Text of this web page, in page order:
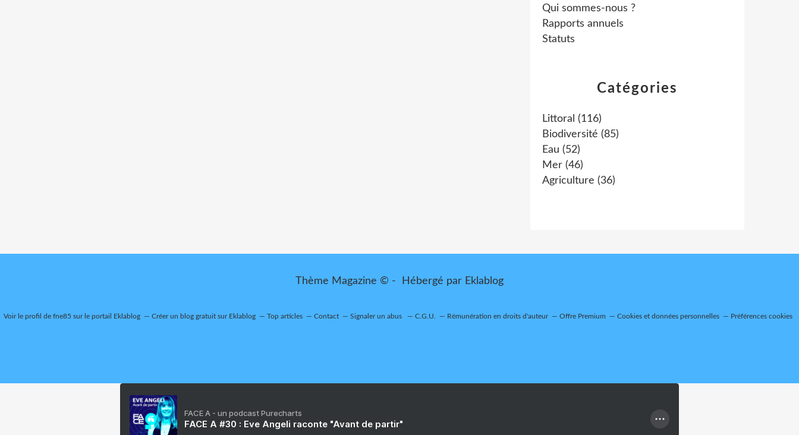
Catégories
Littoral (116)
Biodiversité (85)
Eau (52)
Mer (46)
Agriculture (36)
Qui sommes-nous ?
Rapports annuels
Statuts
Thème Magazine © - Hébergé par Eklablog
Voir le profil de fne85 sur le portail Eklablog Créer un blog gratuit sur Eklablog Top articles Contact Signaler un abus C.G.U. Rémunération en droits d'auteur Offre Premium Cookies et données personnelles Préférences cookies
FACE A - un podcast Purecharts
FACE A #30 : Eve Angeli raconte "Avant de partir"